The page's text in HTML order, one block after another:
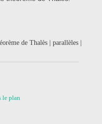
de Thalès | parallèles |
le plan